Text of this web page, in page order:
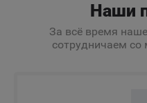
Наши
За всё время
сотрудничаем